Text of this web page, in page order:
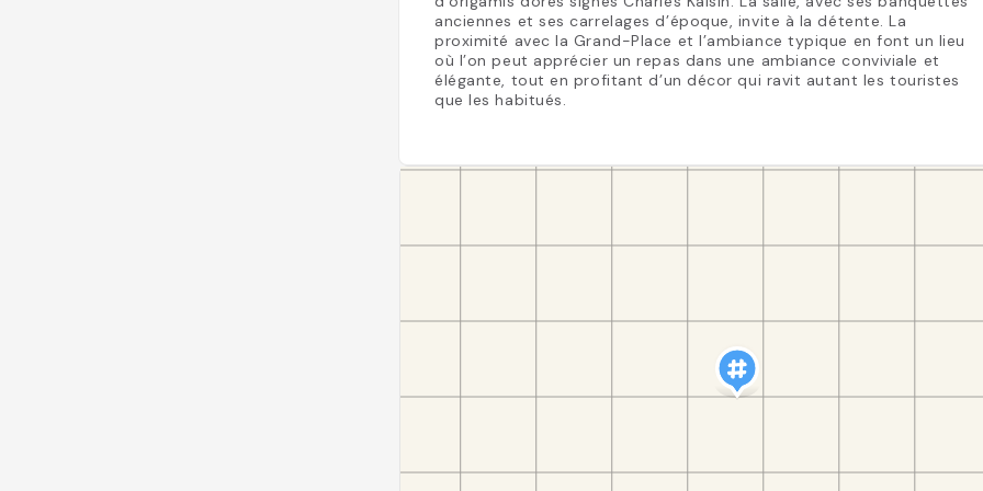
anciennes et ses carrelages d’époque, invite à la détente. La
proximité avec la Grand-Place et l’ambiance typique en font un lieu
où l’on peut apprécier un repas dans une ambiance conviviale et
élégante, tout en profitant d’un décor qui ravit autant les touristes
que les habitués.